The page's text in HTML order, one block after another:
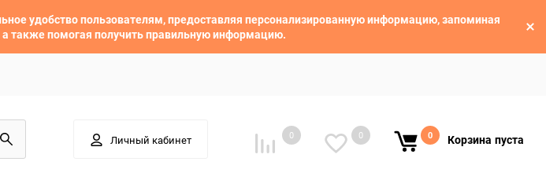
удобство пользователям, предоставляя персонализированную информацию, запоминая
также помогая получить правильную информацию.
Личный кабинет 0 0 0 Корзина пуста